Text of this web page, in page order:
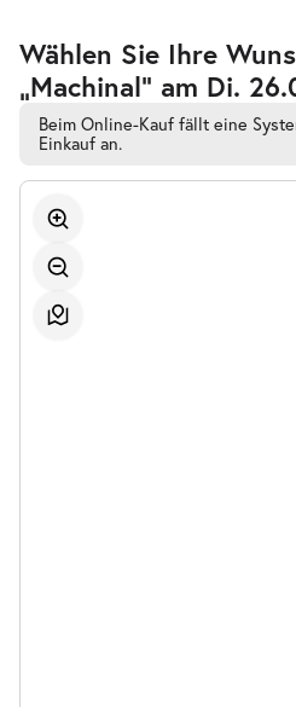
Machinal-
Sa.
13.03.2027
Sa. 13.03.2027
Wählen Sie Ihre
„Machinal” am Di.
Beim Online-Kauf fällt eine
Einkauf an.
Zur
barrierefreien
automatischen
Bestplatzwahl